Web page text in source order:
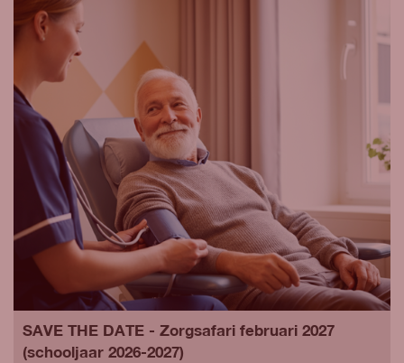
SAVE THE DATE - Zorgsafari februari 2027
(schooljaar 2026-2027)